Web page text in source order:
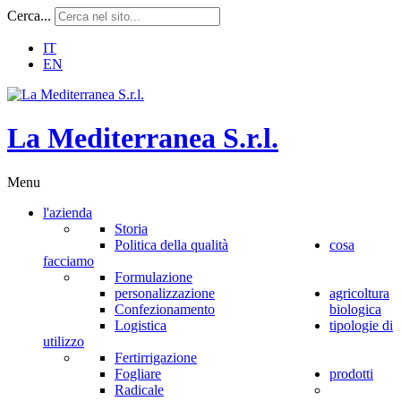
Cerca...
IT
EN
La Mediterranea S.r.l.
Menu
l'azienda
Storia
Politica della qualità
cosa
facciamo
Formulazione
personalizzazione
Confezionamento
Logistica
agricoltura
biologica
tipologie di
utilizzo
Fertirrigazione
Fogliare
Radicale
prodotti